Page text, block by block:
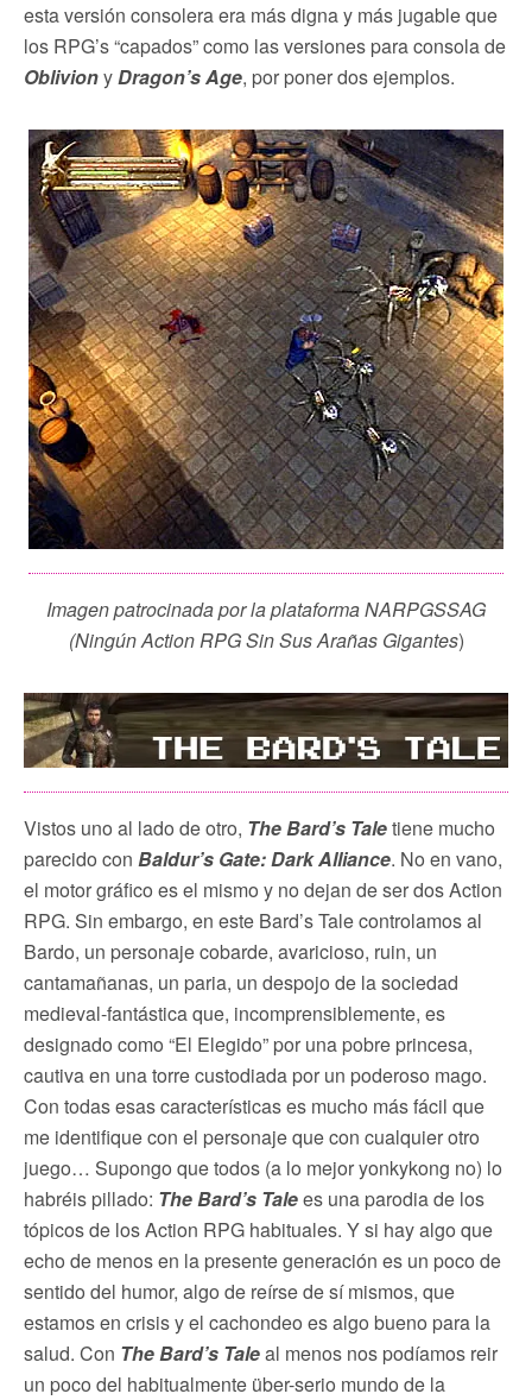
esta versión consolera era más digna y más jugable que
los RPG’s “capados” como las versiones para consola de
OblivionyDragon’s Age, por poner dos ejemplos.
Imagen patrocinada por la plataforma NARPGSSAG
(Ningún Action RPG Sin Sus Arañas Gigantes)
Vistos uno al lado de otro, The Bard’s Taletiene mucho
parecido con Baldur’s Gate: Dark Alliance. No en vano,
el motor gráfico es el mismo y no dejan de ser dos Action
RPG. Sin embargo, en este Bard’s Tale controlamos al
Bardo, un personaje cobarde, avaricioso, ruin, un
cantamañanas, un paria, un despojo de la sociedad
medieval-fantástica que, incomprensiblemente, es
designado como “El Elegido” por una pobre princesa,
cautiva en una torre custodiada por un poderoso mago.
Con todas esas características es mucho más fácil que
me identifique con el personaje que con cualquier otro
juego… Supongo que todos (a lo mejor yonkykong no) lo
habréis pillado: The Bard’s Talees una parodia de los
tópicos de los Action RPG habituales. Y si hay algo que
echo de menos en la presente generación es un poco de
sentido del humor, algo de reírse de sí mismos, que
estamos en crisis y el cachondeo es algo bueno para la
salud. Con The Bard’s Taleal menos nos podíamos reir
un poco del habitualmente über-serio mundo de la